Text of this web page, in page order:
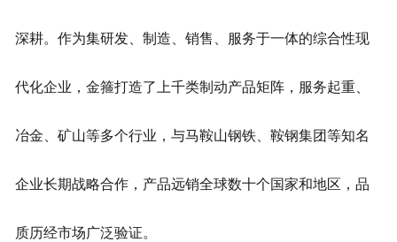
深耕。作为集研发、制造、销售、服务于一体的综合性现
代化企业，金箍打造了上千类制动产品矩阵，服务起重、
冶金、矿山等多个行业，与马鞍山钢铁、鞍钢集团等知名
企业长期战略合作，产品远销全球数十个国家和地区，品
质历经市场广泛验证。